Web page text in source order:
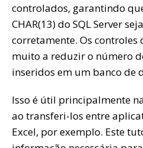
controlados, garantindo
CHAR(13) do SQL Server
corretamente. Os
muito a reduzir o número
inseridos em um banco de
Isso é útil principalmente
ao transferi-los entre
Excel, por exemplo. Este